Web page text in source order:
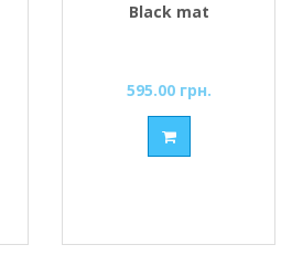
Black mat
595.00 грн.